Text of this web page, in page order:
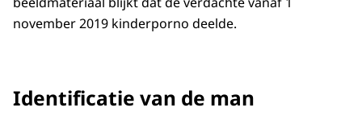
november 2019 kinderporno deelde.
Identificatie van de man